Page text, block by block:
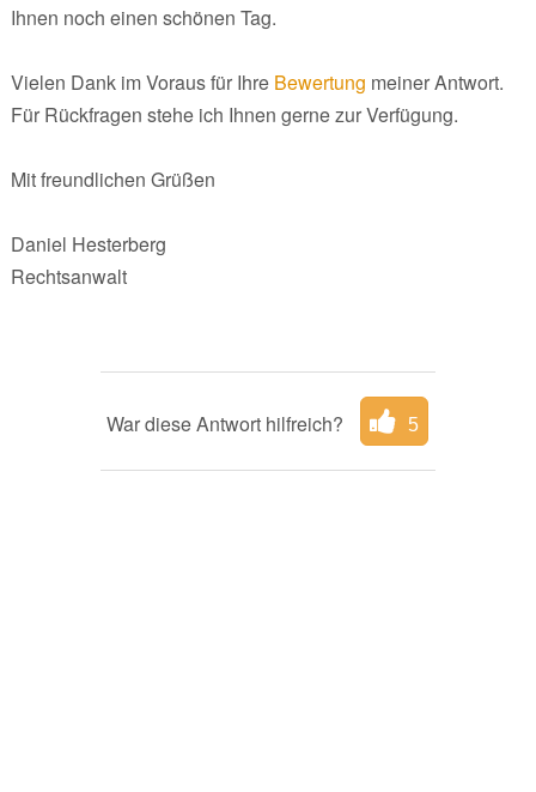
Ihnen noch einen schönen Tag.
Vielen Dank im Voraus für Ihre Bewertung meiner Antwort.
Für Rückfragen stehe ich Ihnen gerne zur Verfügung.
Mit freundlichen Grüßen
Daniel Hesterberg
Rechtsanwalt
War diese Antwort hilfreich? 5